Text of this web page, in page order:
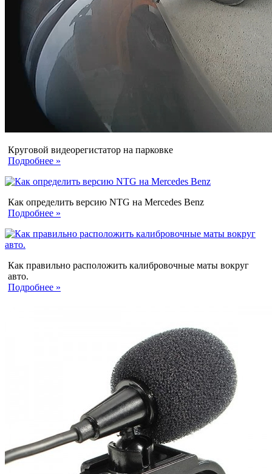
Круговой видеорегистатор на парковке
Подробнее »
Как определить версию NTG на Mercedes Benz
Подробнее »
Как правильно расположить калибровочные маты вокруг
авто.
Подробнее »